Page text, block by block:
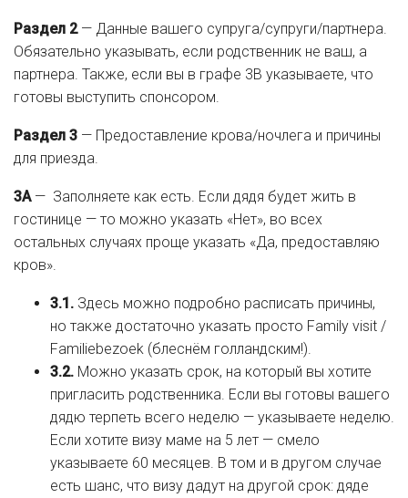
Раздел 2— Данные вашего супруга/супруги/партнера.
Обязательно указывать, если родственник не ваш, а
партнера. Также, если вы в графе 3B указываете, что
готовы выступить спонсором.
Раздел 3 — Предоставление крова/ночлега и причины
для приезда.
3A— Заполняете как есть. Если дядя будет жить в
гостинице — то можно указать «Нет», во всех
остальных случаях проще указать «Да, предоставляю
кров».
3.1. Здесь можно подробно расписать причины,
но также достаточно указать просто Family visit /
Familiebezoek (блеснём голландским!).
3.2. Можно указать срок, на который вы хотите
пригласить родственника. Если вы готовы вашего
дядю терпеть всего неделю — указываете неделю.
Если хотите визу маме на 5 лет — смело
указываете 60 месяцев. В том и в другом случае
есть шанс, что визу дадут на другой срок: дяде